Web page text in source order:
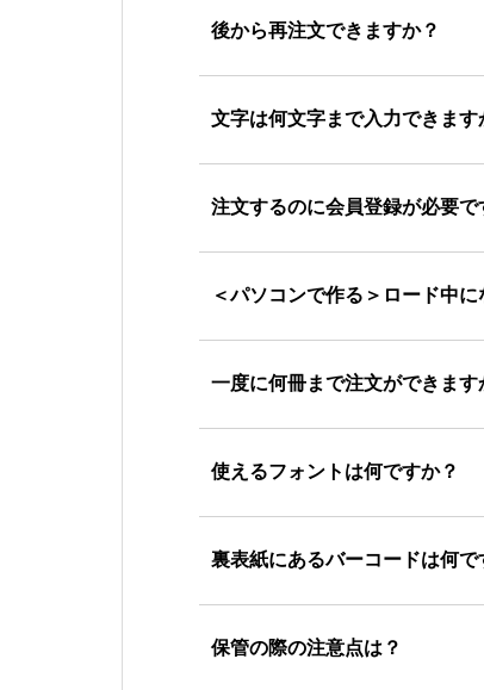
後から再注文できますか？
文字は何文字まで入力できます
注文するのに会員登録が必要で
＜パソコンで作る＞ロード中
一度に何冊まで注文ができます
使えるフォントは何ですか？
裏表紙にあるバーコードは何で
保管の際の注意点は？